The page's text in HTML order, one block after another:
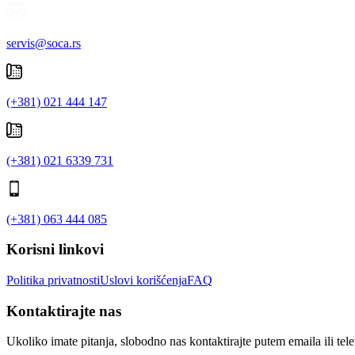
servis@soca.rs
(+381) 021 444 147
(+381) 021 6339 731
(+381) 063 444 085
Korisni linkovi
Politika privatnostiUslovi korišćenjaFAQ
Kontaktirajte nas
Ukoliko imate pitanja, slobodno nas kontaktirajte putem emaila ili